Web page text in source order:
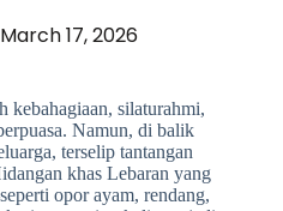
March 17, 2026